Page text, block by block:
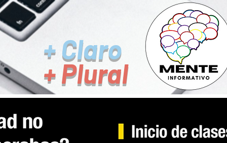
+ Claro
+ Plural